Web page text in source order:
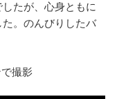
たが、心身ともに
。のんびりしたバ
撮影